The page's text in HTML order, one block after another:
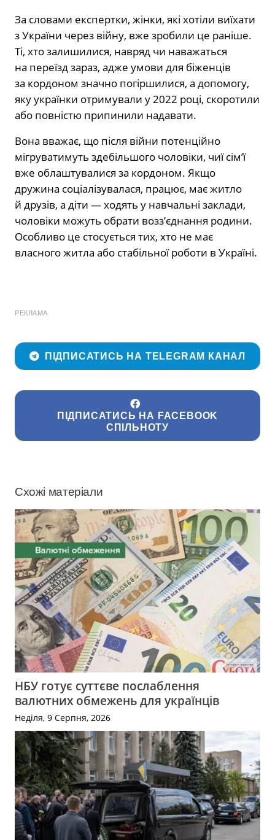
За словами експертки, жінки, які хотіли виїхати
з України через війну, вже зробили це раніше.
Ті, хто залишилися, навряд чи наважаться
на переїзд зараз, адже умови для біженців
за кордоном значно погіршилися, а допомогу,
яку українки отримували у 2022 році, скоротили
або повністю припинили надавати.
Вона вважає, що після війни потенційно
мігруватимуть здебільшого чоловіки, чиї сім’ї
вже облаштувалися за кордоном. Якщо
дружина соціалізувалася, працює, має житло
й друзів, а діти — ходять у навчальні заклади,
чоловіки можуть обрати возз’єднання родини.
Особливо це стосується тих, хто не має
власного житла або стабільної роботи в Україні.
РЕКЛАМА
ПІДПИСАТИСЬ НА TELEGRAM КАНАЛ
ПІДПИСАТИСЬ НА FACEBOOK
СПІЛЬНОТУ
Схожі матеріали
НБУ готує суттєве послаблення
валютних обмежень для українців
Неділя, 9 Серпня, 2026